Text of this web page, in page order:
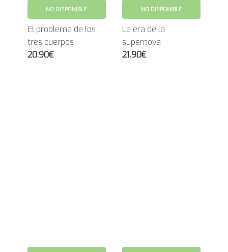
NO DISPONIBLE
El problema de los
tres cuerpos
20.90€
NO DISPONIBLE
La era de la
supernova
21.90€